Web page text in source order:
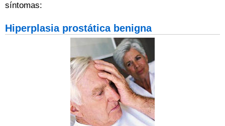
síntomas:
Hiperplasia prostática benigna